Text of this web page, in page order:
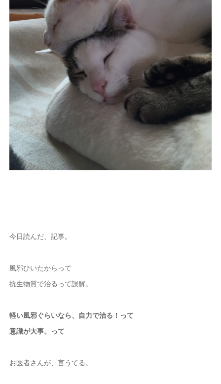
今日読んだ、記事。
風邪ひいたからって
抗生物質で治るって誤解。
軽い風邪ぐらいなら、自力で治る！って
意識が大事。って
お医者さんが、言うてる。